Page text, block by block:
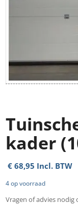
kader
€ 68,95 Incl. BTW
4 op voorraad
Vragen of advies